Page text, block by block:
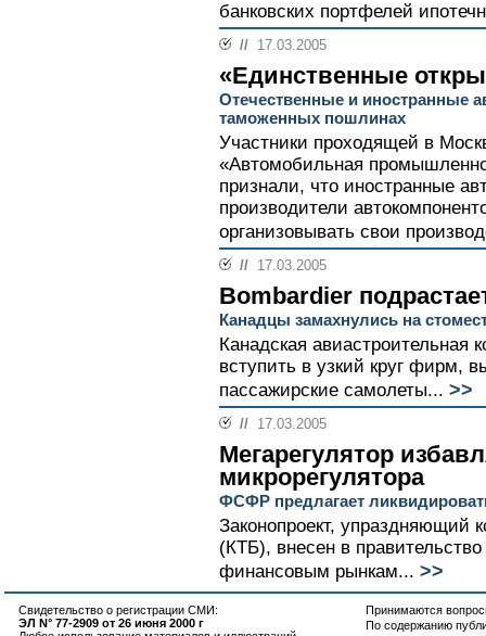
банковских портфелей
// 17.03.2005
«Единственные
Отечественные и иностранные
таможенных пошлинах
Участники проходящей в
«Автомобильная
признали, что иностранные
производители
организовывать свои
// 17.03.2005
Bombardier
Канадцы замахнулись на
Канадская
вступить в узкий круг фирм,
пассажирские самолеты... >>
// 17.03.2005
Мегарегулятор
микрорегулятора
ФСФР предлагает
Законопроект,
(КТБ), внесен в
финансовым рынкам... >>
Свидетельство о регистрации СМИ:
ЭЛ N° 77-2909 от 26 июня 2000 г
Принимаются
По содержанию